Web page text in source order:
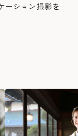
ーション撮影を